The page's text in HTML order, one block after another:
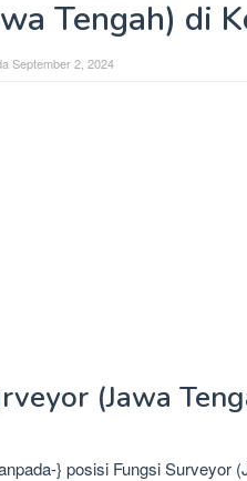
Tengah) di
September 2, 2024
(Jawa
} posisi Fungsi Surveyor